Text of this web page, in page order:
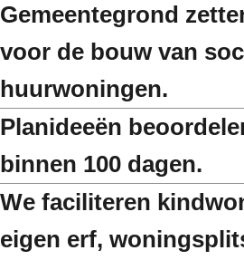
Gemeentegrond
voor de bouw van
huurwoningen.
Planideeën
binnen 100 dagen.
We faciliteren
eigen erf,